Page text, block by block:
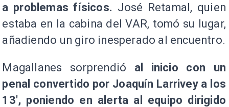
a problemas físicos. José Retamal, quien
estaba en la cabina del VAR, tomó su lugar,
añadiendo un giro inesperado al encuentro.
Magallanes sorprendió al inicio con un
penal convertido por Joaquín Larrivey a los
13', poniendo en alerta al equipo dirigido